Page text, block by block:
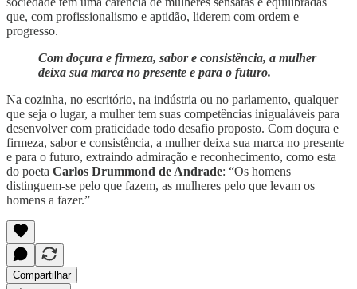
que, com profissionalismo e aptidão, liderem com ordem e
progresso.
Com doçura e firmeza, sabor e consistência, a mulher
deixa sua marca no presente e para o futuro.
Na cozinha, no escritório, na indústria ou no parlamento, qualquer
que seja o lugar, a mulher tem suas competências inigualáveis para
desenvolver com praticidade todo desafio proposto. Com doçura e
firmeza, sabor e consistência, a mulher deixa sua marca no presente
e para o futuro, extraindo admiração e reconhecimento, como esta
do poeta Carlos Drummond de Andrade: “Os homens
distinguem-se pelo que fazem, as mulheres pelo que levam os
homens a fazer.”
Compartilhar